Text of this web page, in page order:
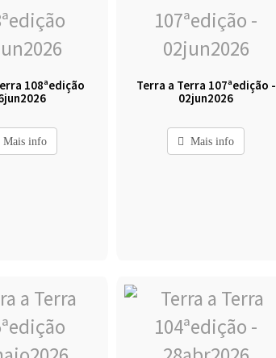
108ªedição
Mais info
Terra a Terra 107ªedição -
02jun2026
Mais info